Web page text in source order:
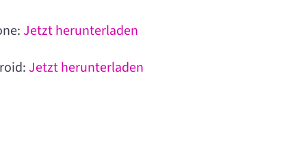
Jetzt herunterladen
Jetzt herunterladen